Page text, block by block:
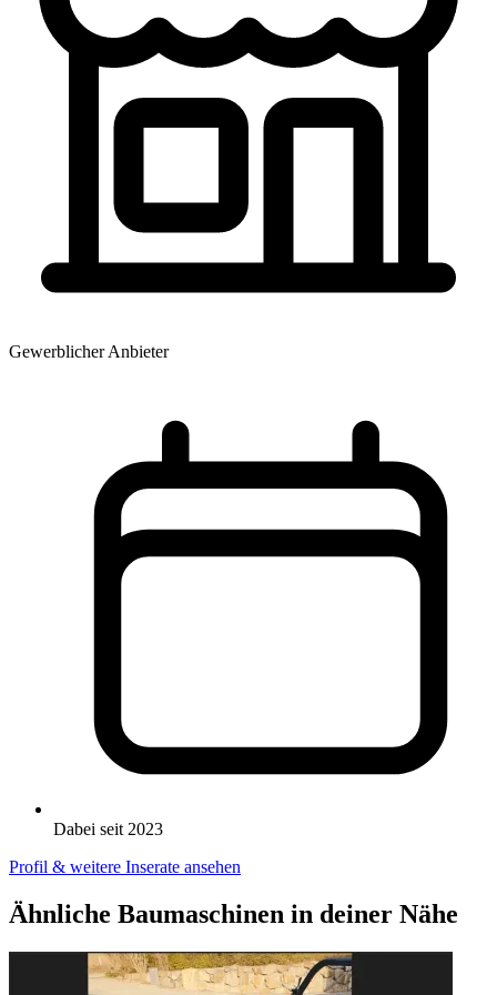
Gewerblicher Anbieter
Dabei seit 2023
Profil & weitere Inserate ansehen
Ähnliche Baumaschinen in deiner Nähe